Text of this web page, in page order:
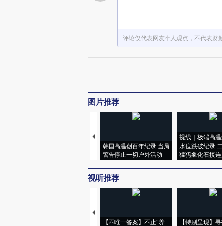
评论仅代表网友个人观点，不代表财
图片推荐
韩国高温创百年纪录 当局
警告停止一切户外活动
视线｜极端高
水位跌破纪录
猛犸象化石接连
视听推荐
【不唯一答案】不止“养
【特别呈现】